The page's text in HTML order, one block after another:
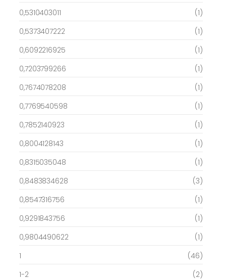
0,5310403011
(1)
0,5373407222
(1)
0,6092216925
(1)
0,7203799266
(1)
0,7674078208
(1)
0,7769540598
(1)
0,7852140923
(1)
0,8004128143
(1)
0,8315035048
(1)
0,8483834628
(3)
0,8547316756
(1)
0,9291843756
(1)
0,9804490622
(1)
1
(46)
1-2
(2)